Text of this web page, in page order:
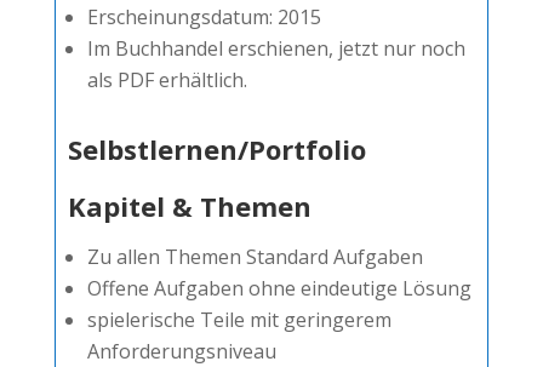
Erscheinungsdatum: 2015
Im Buchhandel erschienen, jetzt nur noch
als PDF erhältlich.
Selbstlernen/Portfolio
Kapitel & Themen
Zu allen Themen Standard Aufgaben
Offene Aufgaben ohne eindeutige Lösung
spielerische Teile mit geringerem
Anforderungsniveau